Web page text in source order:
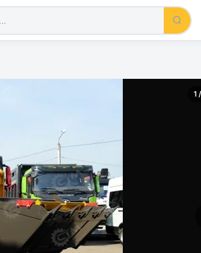
1